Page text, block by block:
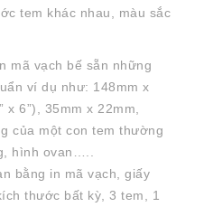
tem khác nhau, màu sắc
mã vạch bế sẵn những
ví dụ như: 148mm x
x 6”), 35mm x 22mm,
của một con tem thường
hình ovan…..
bằng in mã vạch, giấy
thước bất kỳ, 3 tem, 1